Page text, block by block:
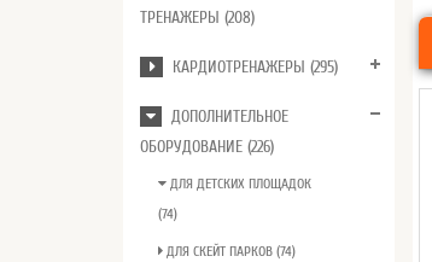
ТРЕНАЖЕРЫ (208)
КАРДИОТРЕНАЖЕРЫ (295)
ДОПОЛНИТЕЛЬНОЕ
ОБОРУДОВАНИЕ (226)
ДЛЯ ДЕТСКИХ ПЛОЩАДОК
(74)
ДЛЯ СКЕЙТ ПАРКОВ (74)